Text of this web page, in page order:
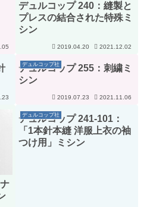
デュルコップ 240：縫製と
プレスの結合された特殊ミ
シン
2019.04.20 2021.12.02
デュルコップ社
デュルコップ 255：刺繍ミ
シン
2019.07.23 2021.11.06
デュルコップ社
デュルコップ 241-101：
「1本針本縫 洋服上衣の袖
つけ用」ミシン